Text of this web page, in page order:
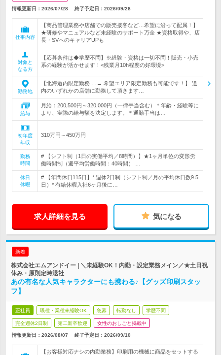
情報更新日：2026/07/28 終了予定日： 2026/09/28
仕事内容
【商品管理業務や店舗での販売接客など…希望に沿って配属！】
★研修やマニュアルなど未経験のサポート万全 ★資格取得や、店
長・SVへのキャリアUPも
対象と
なる方
【応募条件は◆学歴不問】※経験・資格は一切不問！販売・小売
系の経験が活かせます！<残業月10h程度の好環境>
勤務地
【北海道内限定勤務 …→ 希望エリア限定勤務も可能です！】 道
内のいずれかの店舗に勤務して頂きます…
給与
月給：200,500円～320,000円（一律手当含む）＊年齢・経験等に
より、実際の給与額を決定します。＊通勤手当は…
初年度
年収
310万円～450万円
勤務
時間
# 【シフト制（1日の実働平均／8時間）】★1ヶ月単位の変形労
働時間制（週平均労働時間：40時間） …
休日
休暇
# 【年間休日115日】* 週休2日制（シフト制／月の平均休日数9.5
日）* 有給休暇入社6ヶ月後に…
求人詳細を見る 気になる
新着
株式会社エムアンドイー | ＼未経験OK！内勤・設定業務メイン／★土日祝
休み・原則定時退社
あの有名な人気キャラクターにも携わる♪【グッズ印刷スタッ
フ】
正社員 職種・業種未経験OK 急募 転勤なし 学歴不問
完全週休2日制 第二新卒歓迎 女性のおしごと掲載中
情報更新日：2026/08/07 終了予定日： 2026/09/10
【お客様対応ナシの内勤業務】印刷用の機械に商品をセットする